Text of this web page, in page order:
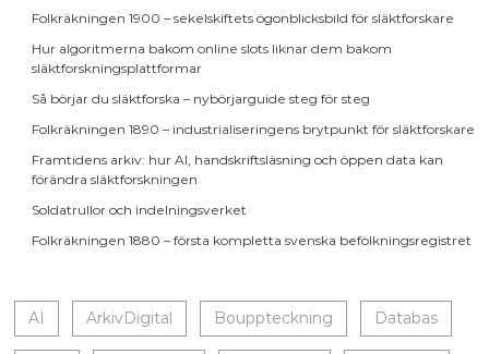
Folkräkningen 1900 – sekelskiftets ögonblicksbild för släktforskare
Hur algoritmerna bakom online slots liknar dem bakom
släktforskningsplattformar
Så börjar du släktforska – nybörjarguide steg för steg
Folkräkningen 1890 – industrialiseringens brytpunkt för släktforskare
Framtidens arkiv: hur AI, handskriftsläsning och öppen data kan
förändra släktforskningen
Soldatrullor och indelningsverket
Folkräkningen 1880 – första kompletta svenska befolkningsregistret
AI ArkivDigital Bouppteckning Databas